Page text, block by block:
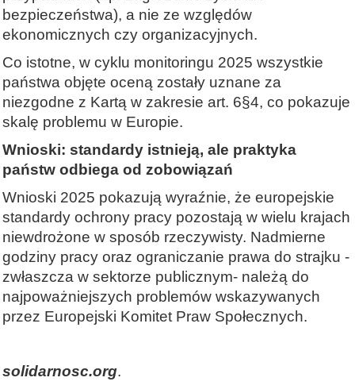
bezpieczeństwa), a nie ze względów
ekonomicznych czy organizacyjnych.
Co istotne, w cyklu monitoringu 2025 wszystkie
państwa objęte oceną zostały uznane za
niezgodne z Kartą w zakresie art. 6§4, co pokazuje
skalę problemu w Europie.
Wnioski: standardy istnieją, ale praktyka
państw odbiega od zobowiązań
Wnioski 2025 pokazują wyraźnie, że europejskie
standardy ochrony pracy pozostają w wielu krajach
niewdrożone w sposób rzeczywisty. Nadmierne
godziny pracy oraz ograniczanie prawa do strajku -
zwłaszcza w sektorze publicznym- należą do
najpoważniejszych problemów wskazywanych
przez Europejski Komitet Praw Społecznych.
solidarnosc.org.